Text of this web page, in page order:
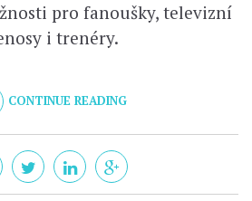
pro fanoušky, televizní
i trenéry.
CONTINUE READING